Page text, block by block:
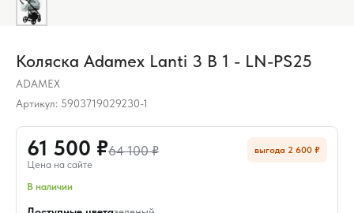
Коляска Adamex Lanti 3 В 1 - LN-PS25
ADAMEX
Артикул: 5903719029230-1
61 500 ₽64 100 ₽
Цена на сайте
выгода 2 600 ₽
В наличии